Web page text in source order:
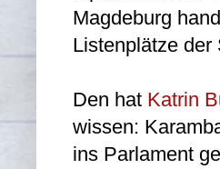
Magdeburg
Listenplätze der
Den hat Katrin
wissen:
ins Parlament